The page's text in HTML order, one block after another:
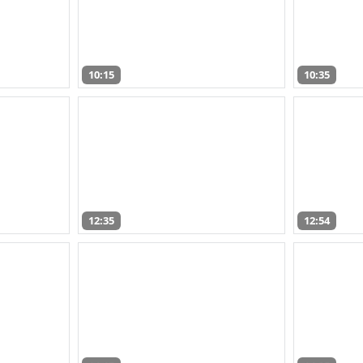
10:15 10:35
12:35 12:54